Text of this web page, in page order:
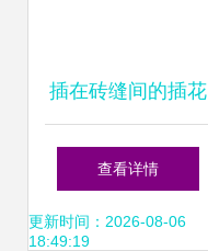
插在砖缝间的插花
细读2016一年里被
忽略的个人形象设
查看详情
更新时间：2026-08-06
18:49:19